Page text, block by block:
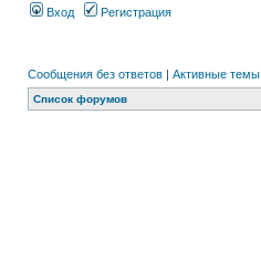
Вход Регистрация
Сообщения без ответов | Активные темы
Список форумов